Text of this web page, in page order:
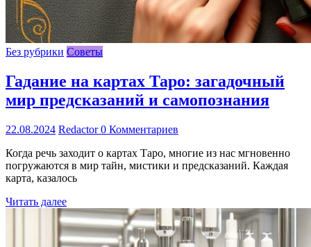
Без рубрики Советы
Гадание на картах Таро: загадочный
мир предсказаний и самопознания
22.08.2024 Redactor0 Комментариев
Когда речь заходит о картах Таро, многие из нас мгновенно
погружаются в мир тайн, мистики и предсказаний. Каждая
карта, казалось
Читать далее